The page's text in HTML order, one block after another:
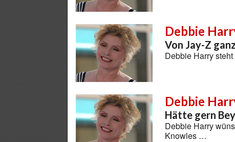
Debbie
Von Jay-Z
Debbie Harry
Debbie
Hätte gern
Debbie Harry
Knowles …